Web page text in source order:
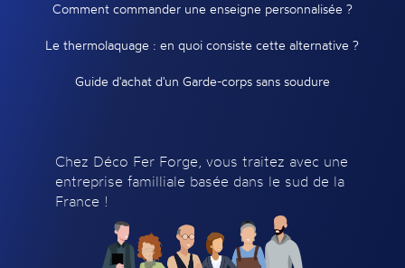
Comment commander une enseigne personnalisée ?
Le thermolaquage : en quoi consiste cette alternative ?
Guide d'achat d'un Garde-corps sans soudure
Chez Déco Fer Forge, vous traitez avec une
entreprise familliale basée dans le sud de la
France !